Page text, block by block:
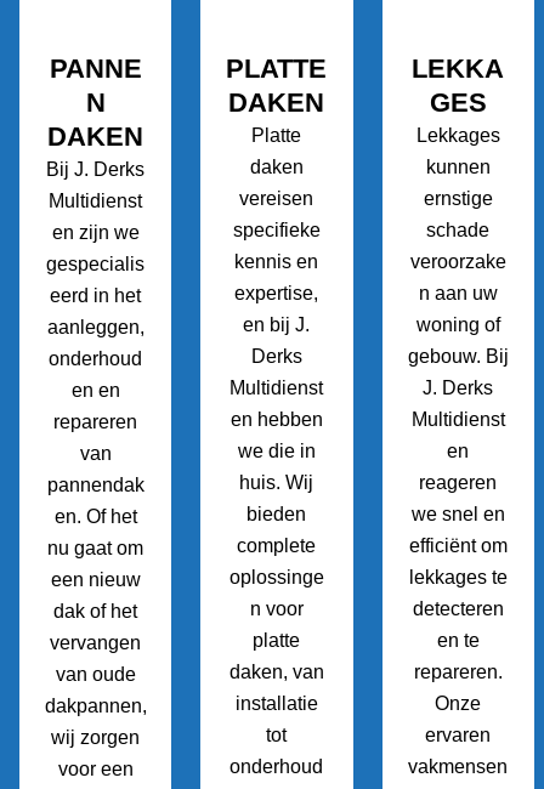
PANNE
N
DAKEN
Bij J. Derks
Multidienst
en zijn we
gespecialis
eerd in het
aanleggen,
onderhoud
en en
repareren
van
pannendak
en. Of het
nu gaat om
een nieuw
dak of het
vervangen
van oude
dakpannen,
wij zorgen
voor een
PLATTE
DAKEN
Platte
daken
vereisen
specifieke
kennis en
expertise,
en bij J.
Derks
Multidienst
en hebben
we die in
huis. Wij
bieden
complete
oplossinge
n voor
platte
daken, van
installatie
tot
onderhoud
LEKKA
GES
Lekkages
kunnen
ernstige
schade
veroorzake
n aan uw
woning of
gebouw. Bij
J. Derks
Multidienst
en
reageren
we snel en
efficiënt om
lekkages te
detecteren
en te
repareren.
Onze
ervaren
vakmensen